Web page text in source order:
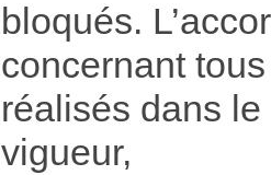
bloqués.
concernant
réalisés dans
vigueur,